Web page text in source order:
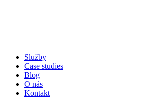
Služby
Case studies
Blog
O nás
Kontakt